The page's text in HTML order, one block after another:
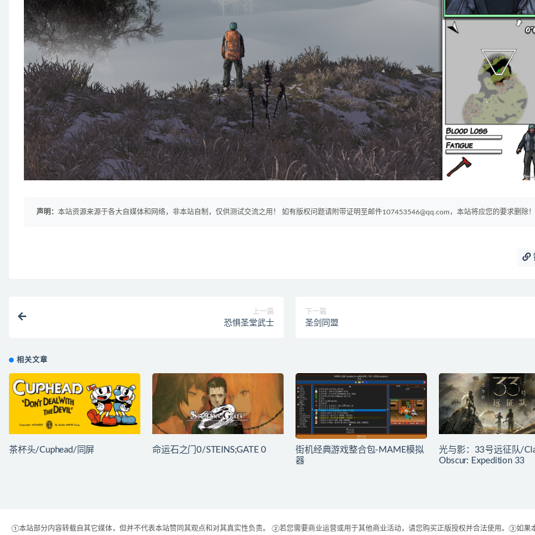
声明： 本站资源来源于各大自媒体和网络，非本站自制，仅供测试交流之用！ 如有版权问题请附带证明至邮件107453546@qq.com，本站将应您的要求删除！
上一篇
恐惧圣堂武士
下一篇
圣剑同盟
相关文章
茶杯头/Cuphead/同屏 命运石之门0/STEINS;GATE 0
街机经典游戏整合包-MAME模拟
器
光与影：33号远征队/
Obscur: Expedition 33
①本站部分内容转载自其它媒体，但并不代表本站赞同其观点和对其真实性负责。 ②若您需要商业运营或用于其他商业活动，请您购买正版授权并合法使用。③如